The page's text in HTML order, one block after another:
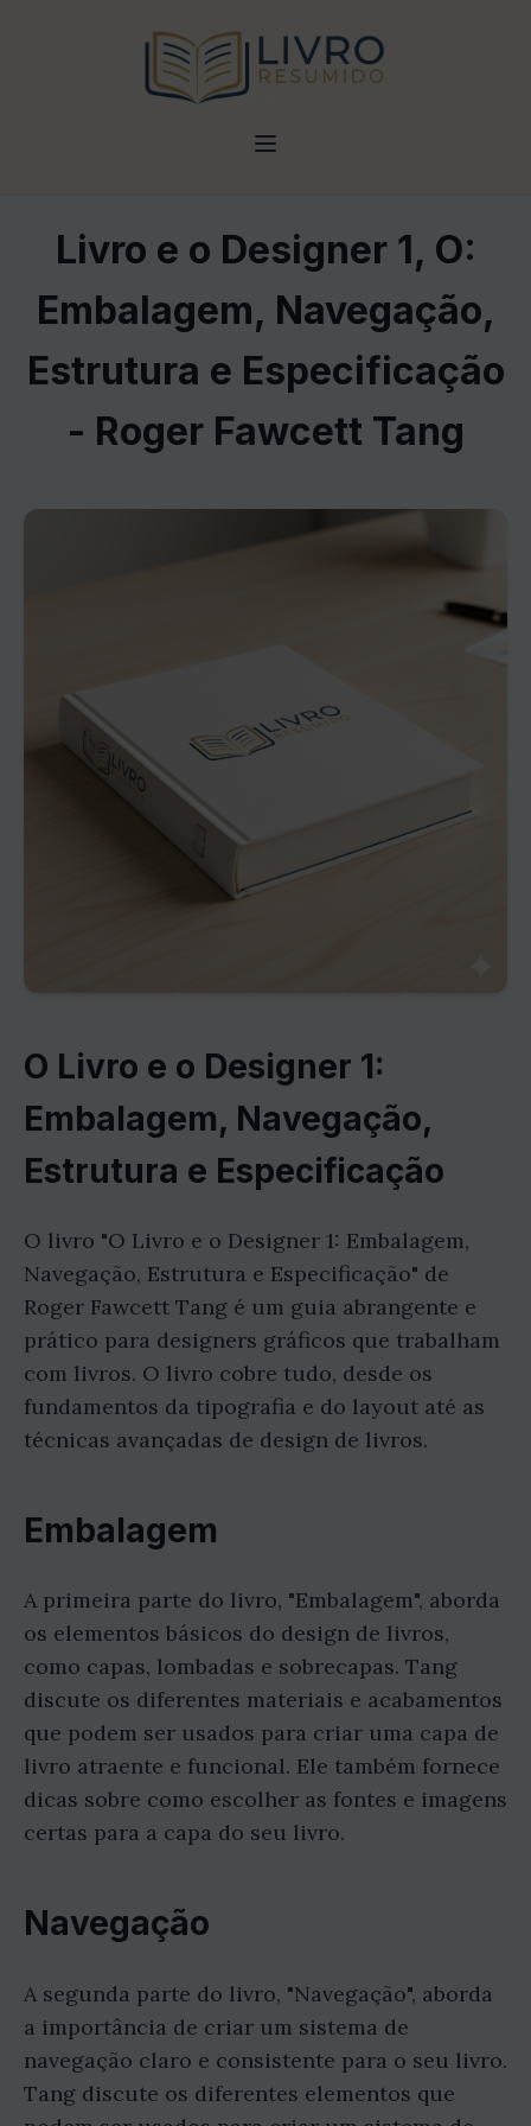
Livro e o Designer 1, O:
Embalagem, Navegação,
Estrutura e Especificação
- Roger Fawcett Tang
O Livro e o Designer 1:
Embalagem, Navegação,
Estrutura e Especificação
O livro "O Livro e o Designer 1: Embalagem,
Navegação, Estrutura e Especificação" de
Roger Fawcett Tang é um guia abrangente e
prático para designers gráficos que trabalham
com livros. O livro cobre tudo, desde os
fundamentos da tipografia e do layout até as
técnicas avançadas de design de livros.
Embalagem
A primeira parte do livro, "Embalagem", aborda
os elementos básicos do design de livros,
como capas, lombadas e sobrecapas. Tang
discute os diferentes materiais e acabamentos
que podem ser usados para criar uma capa de
livro atraente e funcional. Ele também fornece
dicas sobre como escolher as fontes e imagens
certas para a capa do seu livro.
Navegação
A segunda parte do livro, "Navegação", aborda
a importância de criar um sistema de
navegação claro e consistente para o seu livro.
Tang discute os diferentes elementos que